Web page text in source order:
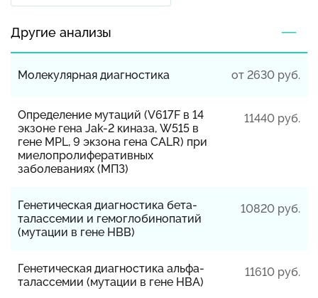
Другие анализы
Молекулярная диагностика от 2630 руб.
Определение мутаций (V617F в 14
экзоне гена Jak-2 киназа, W515 в
гене MPL, 9 экзона гена CALR) при
миелопролиферативных
заболеваниях (МПЗ)
11440 руб.
Генетическая диагностика бета-
талассемии и гемоглобинопатий
(мутации в гене HBB)
10820 руб.
Генетическая диагностика альфа-
талассемии (мутации в гене HBA)
11610 руб.